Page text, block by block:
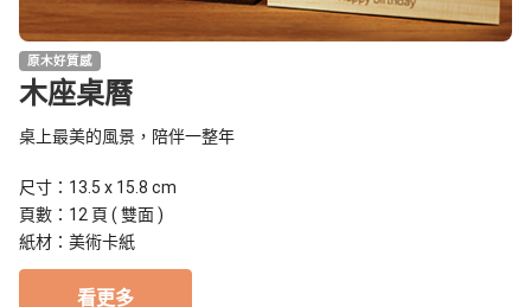
原木好質感
木座桌曆
桌上最美的風景，陪伴一整年
尺寸：13.5 x 15.8 cm
頁數：12 頁 ( 雙面 )
紙材：美術卡紙
看更多